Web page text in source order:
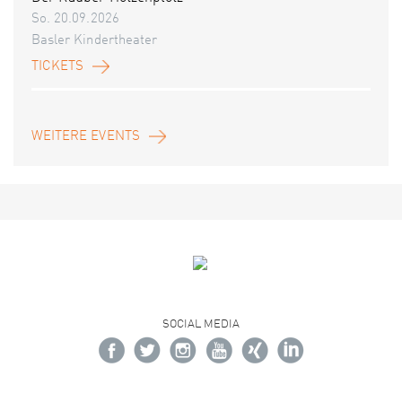
So. 20.09.2026
Basler Kindertheater
TICKETS
WEITERE EVENTS
SOCIAL MEDIA